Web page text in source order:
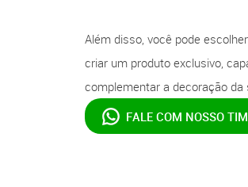
Além disso, você pode
criar um produto exclusivo,
complementar a decoração da
FALE COM NOSSO